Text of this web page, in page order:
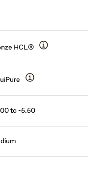
HCL®
to -5.50